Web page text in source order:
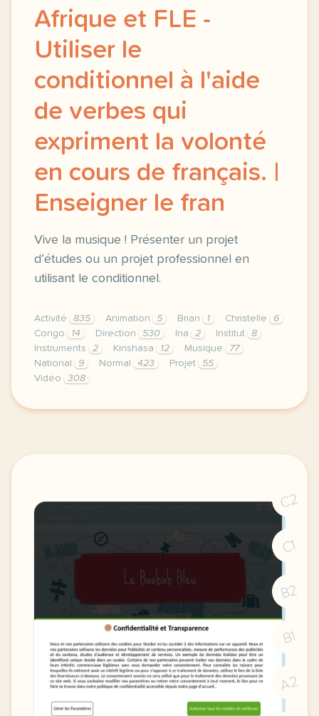
Afrique et FLE -
Utiliser le
conditionnel à l'aide
de verbes qui
expriment la volonté
en cours de français. |
Enseigner le fran
Vive la musique ! Présenter un projet
d’études ou un projet professionnel en
utilisant le conditionnel.
Activité 835 Animation 5 Brian 1 Christelle
6
Congo
14 Direction 530 Ina 2 Institut
8
Instruments
2 Kinshasa 12 Musique
77
National
9 Normal 423 Projet
55
Vidéo
308
didomi host didomi components button cursor
C2
C1
B2
B1
A2